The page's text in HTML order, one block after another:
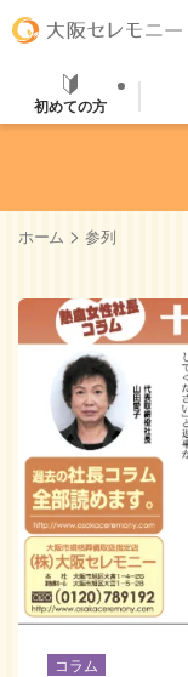
初めての方
ホーム >参列
コラム